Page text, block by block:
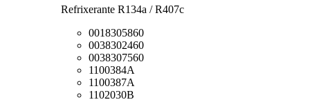
Refrixerante R134a / R407c
0018305860
0038302460
0038307560
1100384A
1100387A
1102030B